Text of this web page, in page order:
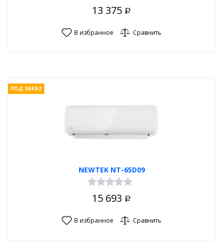
13 375 Р
В избранное Сравнить
NEWTEK NT-65D09
ПОД ЗАКАЗ
15 693 Р
В избранное Сравнить